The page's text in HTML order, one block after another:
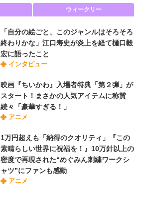
ウィークリー
「自分の絵ごと、このジャンルはそろそろ
終わりかな」江口寿史が炎上を経て樋口毅
宏に語ったこと
インタビュー
映画『ちいかわ』入場者特典「第２弾」が
スタート！まさかの人気アイテムに称賛
続々「豪華すぎる！」
アニメ
1万円超えも「納得のクオリティ」『この
素晴らしい世界に祝福を！』10万針以上の
密度で再現された“めぐみん刺繍ワークシ
ャツ”にファンも感動
アニメ